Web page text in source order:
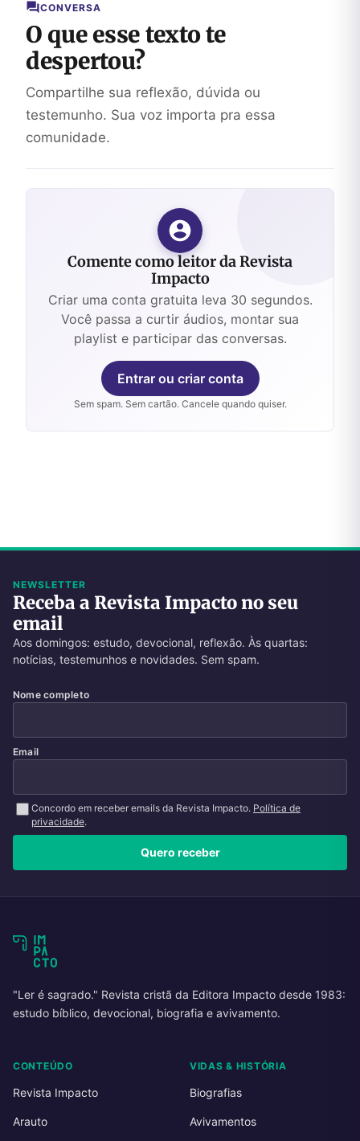
CONVERSA
O que esse texto te
despertou?
Compartilhe sua reflexão, dúvida ou
testemunho. Sua voz importa pra essa
comunidade.
Comente como leitor da Revista
Impacto
Criar uma conta gratuita leva 30 segundos.
Você passa a curtir áudios, montar sua
playlist e participar das conversas.
Entrar ou criar conta
Sem spam. Sem cartão. Cancele quando quiser.
NEWSLETTER
Receba a Revista Impacto no seu
email
Aos domingos: estudo, devocional, reflexão. Às quartas:
notícias, testemunhos e novidades. Sem spam.
Nome completo
Email
Concordo em receber emails da Revista Impacto. Política de
privacidade.
Quero receber
"Ler é sagrado." Revista cristã da Editora Impacto desde 1983:
estudo bíblico, devocional, biografia e avivamento.
CONTEÚDO
Revista Impacto
Arauto
VIDAS & HISTÓRIA
Biografias
Avivamentos